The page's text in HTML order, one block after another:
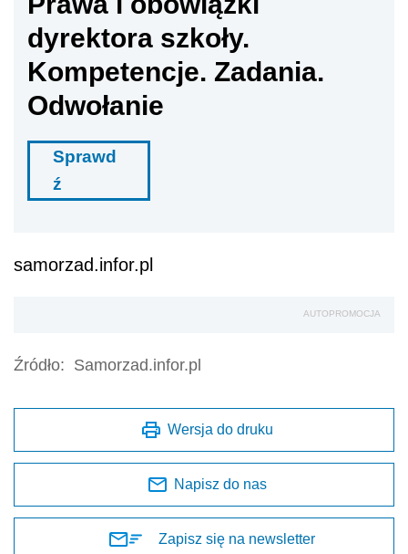
dyrektora szkoły.
Kompetencje. Zadania.
Odwołanie
Sprawd
ź
samorzad.infor.pl
AUTOPROMOCJA
Źródło: Samorzad.infor.pl
Wersja do druku
Napisz do nas
Zapisz się na newsletter